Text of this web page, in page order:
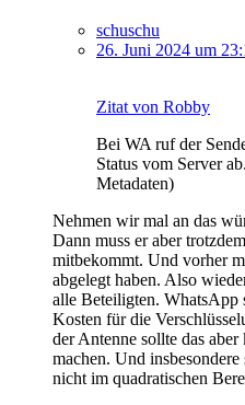
schuschu
26. Juni 2024 um
Zitat von Robby
Bei WA ruf der
Status vom Server
Metadaten)
Nehmen wir mal an das
Dann muss er aber
mitbekommt. Und vorher
abgelegt haben. Also
alle Beteiligten. WhatsApp
Kosten für die
der Antenne sollte das
machen. Und
nicht im quadratischen